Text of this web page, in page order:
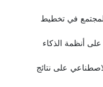
في تخطيط
أنظمة الذكاء
على نتائج